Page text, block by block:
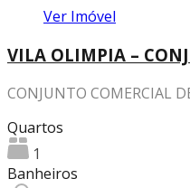
Ver Imóvel
VILA OLIMPIA –
CONJUNTO COMERCIAL
Quartos
1
Banheiros